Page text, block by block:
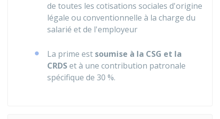
de toutes les cotisations sociales d'origine
légale ou conventionnelle à la charge du
salarié et de l'employeur
La prime est soumise à la CSG et la
CRDSet à une contribution patronale
spécifique de 30 %.